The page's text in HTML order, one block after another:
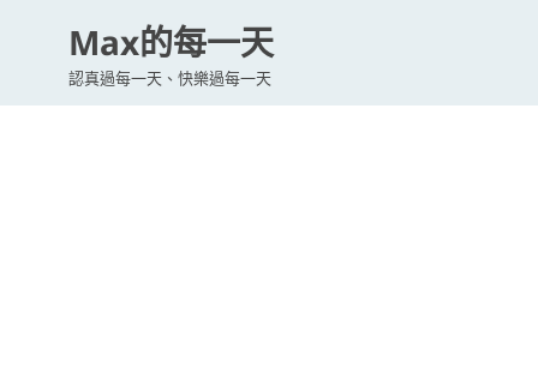
Max的每一天
認真過每一天、快樂過每一天